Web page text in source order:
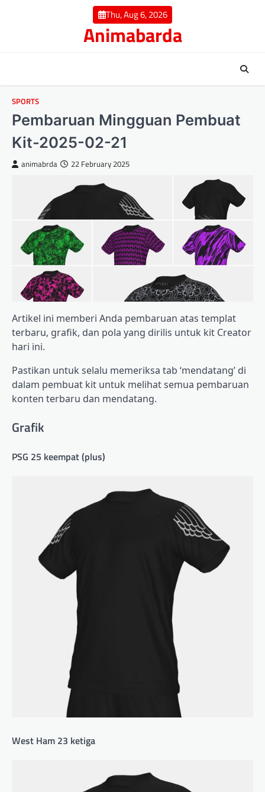
Thu, Aug 6, 2026
Animabarda
SPORTS
Pembaruan Mingguan Pembuat
Kit-2025-02-21
animabrda 22 February 2025
Artikel ini memberi Anda pembaruan atas templat
terbaru, grafik, dan pola yang dirilis untuk kit Creator
hari ini.
Pastikan untuk selalu memeriksa tab ‘mendatang’ di
dalam pembuat kit untuk melihat semua pembaruan
konten terbaru dan mendatang.
Grafik
PSG 25 keempat (plus)
West Ham 23 ketiga